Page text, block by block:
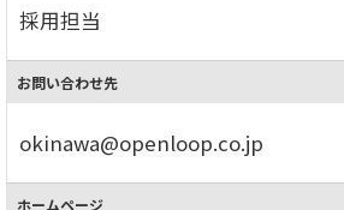
採用担当
お問い合わせ先
okinawa@openloop.co.jp
ホームページ